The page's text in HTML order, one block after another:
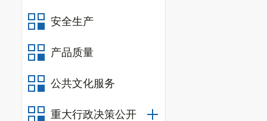
安全生产
产品质量
公共文化服务
重大行政决策公开